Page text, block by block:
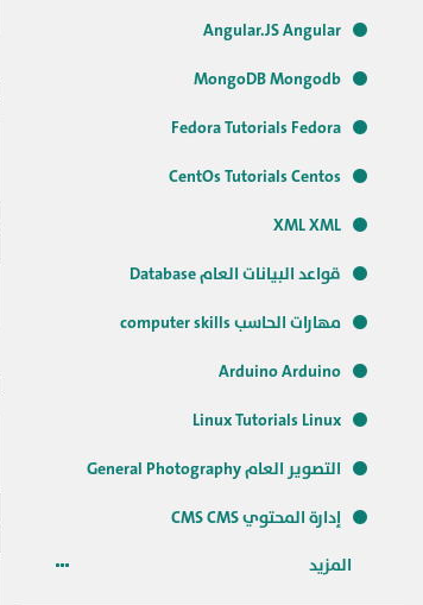
Angular.JS Angular
MongoDB Mongodb
Fedora Tutorials Fedora
CentOs Tutorials Centos
XML XML
قواعد البيانات العام Database
مهارات الحاسب computer skills
Arduino Arduino
Linux Tutorials Linux
التصوير العام General Photography
إدارة المحتوي CMS CMS
المزيد